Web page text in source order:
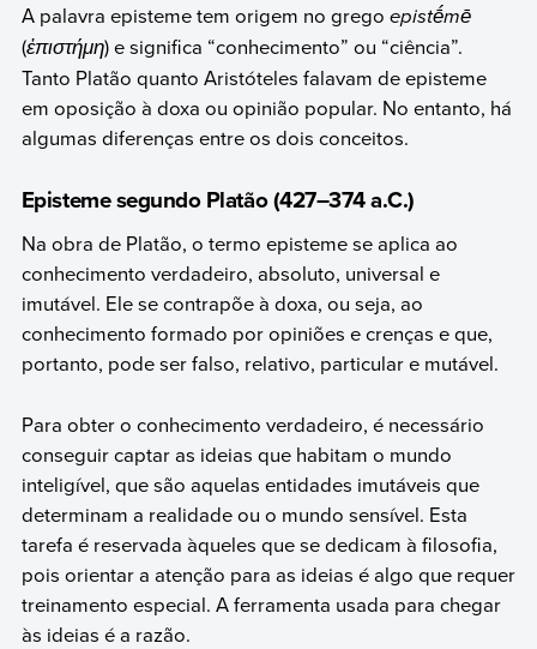
A palavra episteme tem origem no grego epistḗmē
(ἐπιστήμη) e significa “conhecimento” ou “ciência”.
Tanto Platão quanto Aristóteles falavam de episteme
em oposição à doxa ou opinião popular. No entanto, há
algumas diferenças entre os dois conceitos.
Episteme segundo Platão (427–374 a.C.)
Na obra de Platão, o termo episteme se aplica ao
conhecimento verdadeiro, absoluto, universal e
imutável. Ele se contrapõe à doxa, ou seja, ao
conhecimento formado por opiniões e crenças e que,
portanto, pode ser falso, relativo, particular e mutável.
Para obter o conhecimento verdadeiro, é necessário
conseguir captar as ideias que habitam o mundo
inteligível, que são aquelas entidades imutáveis que
determinam a realidade ou o mundo sensível. Esta
tarefa é reservada àqueles que se dedicam à filosofia,
pois orientar a atenção para as ideias é algo que requer
treinamento especial. A ferramenta usada para chegar
às ideias é a razão.